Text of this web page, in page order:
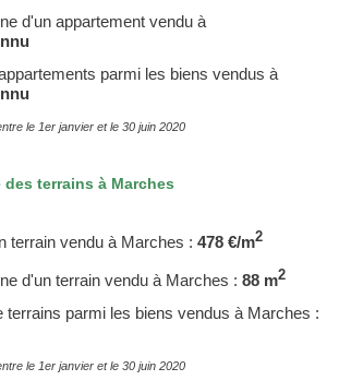
d'un appartement vendu à
parmi les biens vendus à
le 1er janvier et le 30 juin 2020
des terrains à Marches
terrain vendu à Marches : 478 €/m2
d'un terrain vendu à Marches : 88 m2
terrains parmi les biens vendus à Marches :
le 1er janvier et le 30 juin 2020